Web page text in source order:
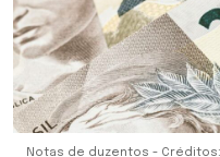
Notas de duzentos -